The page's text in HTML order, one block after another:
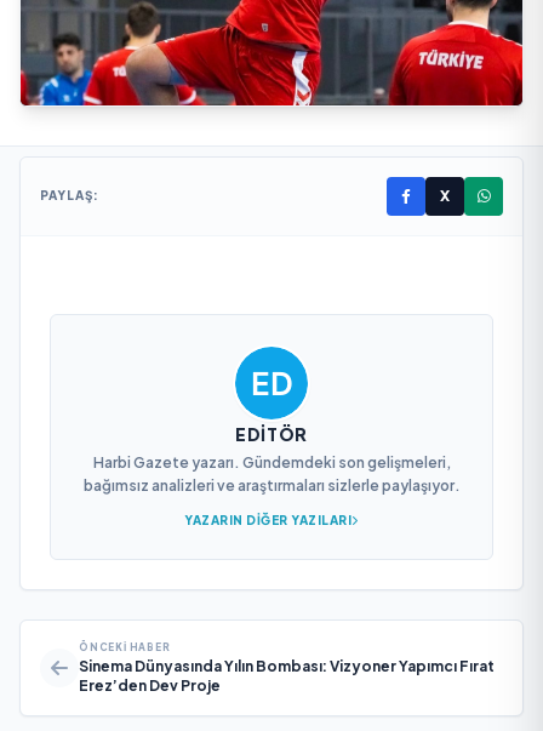
PAYLAŞ: X
EDITÖR
Harbi Gazete yazarı. Gündemdeki son gelişmeleri,
bağımsız analizleri ve araştırmaları sizlerle paylaşıyor.
YAZARIN DIĞER YAZILARI
ÖNCEKI HABER
Sinema Dünyasında Yılın Bombası: Vizyoner Yapımcı Fırat
Erez’den Dev Proje